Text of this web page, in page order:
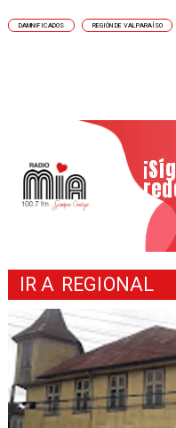
DAMNIFICADOS REGIÓN DE VALPARAÍSO
IR A REGIONAL